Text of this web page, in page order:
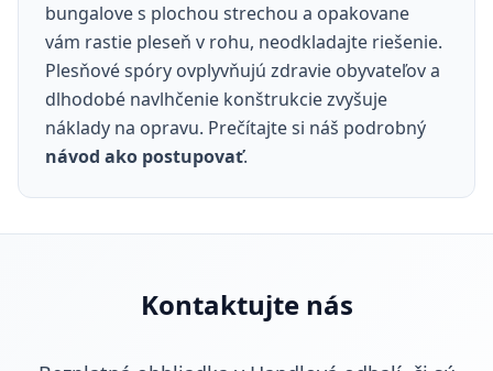
bungalove s plochou strechou a opakovane
vám rastie pleseň v rohu, neodkladajte riešenie.
Plesňové spóry ovplyvňujú zdravie obyvateľov a
dlhodobé navlhčenie konštrukcie zvyšuje
náklady na opravu. Prečítajte si náš podrobný
návod ako postupovať.
Kontaktujte nás